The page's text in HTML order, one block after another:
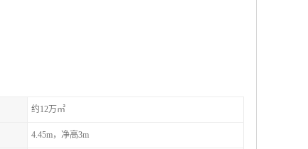
约12万㎡
4.45m，净高3m